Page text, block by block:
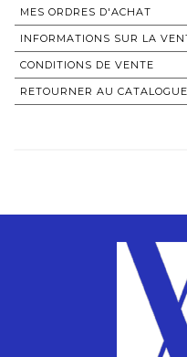
MES ORDRES D'ACHAT
INFORMATIONS SUR LA
CONDITIONS DE VENTE
RETOURNER AU CATALOGUE